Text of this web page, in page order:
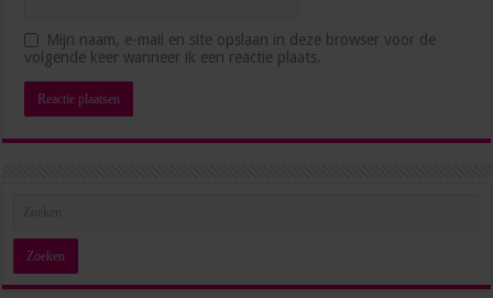
zonder jezelf voorbij te lopen?
juli 1, 2026
Mijn naam, e-mail en site opslaan in deze browser voor de
volgende keer wanneer ik een reactie plaats.